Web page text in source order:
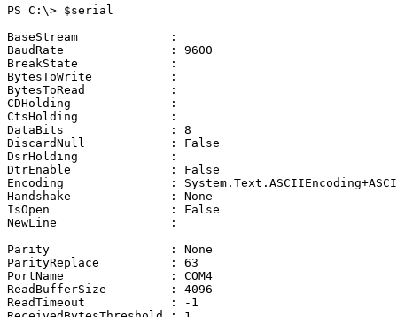
PS C:\> $serial
BaseStream             :
BaudRate               : 9600
BreakState             :
BytesToWrite           :
BytesToRead            :
CDHolding              :
CtsHolding             :
DataBits               : 8
DiscardNull            : False
DsrHolding             :
DtrEnable              : False
Encoding               :
Handshake              : None
IsOpen                 : False
NewLine                :
Parity                 : None
ParityReplace          : 63
PortName               : COM4
ReadBufferSize         : 4096
ReadTimeout            : -1